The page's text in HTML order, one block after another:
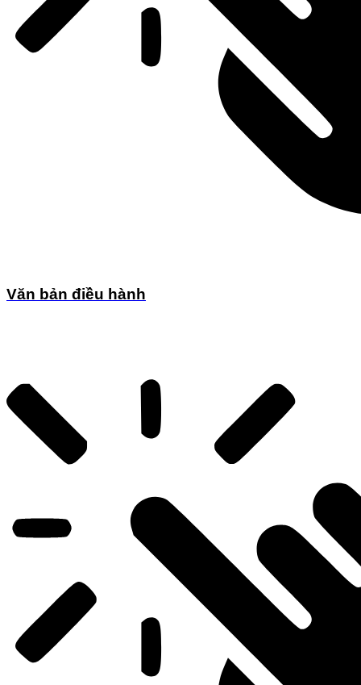
Văn bản điều hành